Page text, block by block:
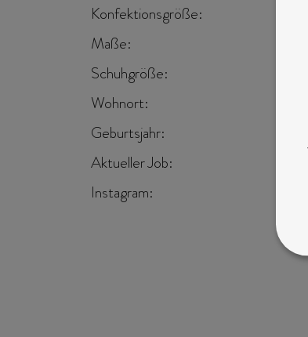
Konfektionsgröße:
Maße:
Schuhgröße:
Wohnort:
Geburtsjahr:
Aktueller Job:
Instagram: